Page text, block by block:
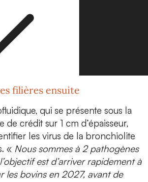
filières ensuite
qui se présente sous la
de crédit sur 1 cm d’épaisseur,
les virus de la bronchiolite
« Nous sommes à 2 pathogènes
est d’arriver rapidement à
les bovins en 2027, avant de